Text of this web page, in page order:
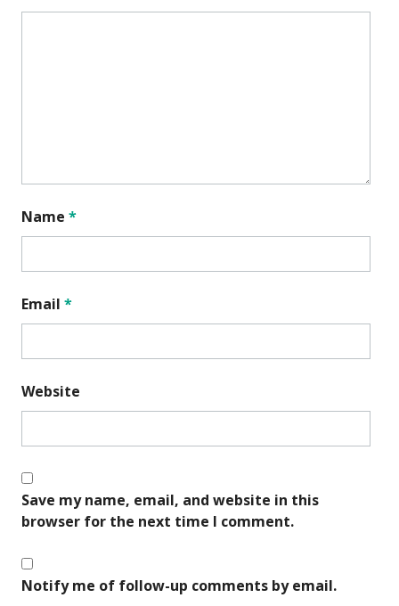
Name *
Email *
Website
Save my name, email, and website in this
browser for the next time I comment.
Notify me of follow-up comments by email.